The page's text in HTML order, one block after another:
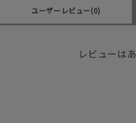
ユーザーレビュー(0)
レビューは